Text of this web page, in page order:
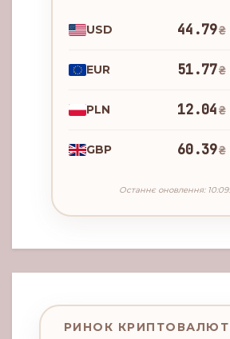
USD 44.79₴
EUR 51.77₴
PLN 12.04₴
GBP 60.39₴
Останнє оновлення:
РИНОК КРИПТОВАЛЮТ